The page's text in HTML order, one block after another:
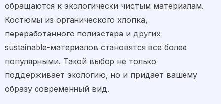
обращаются к экологически чистым материалам.
Костюмы из органического хлопка,
переработанного полиэстера и других
sustainable-материалов становятся все более
популярными. Такой выбор не только
поддерживает экологию, но и придает вашему
образу современный вид.